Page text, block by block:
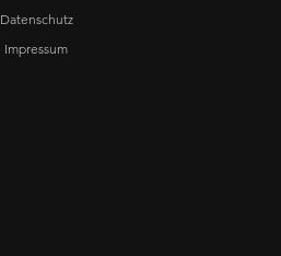
Datenschutz
Impressum